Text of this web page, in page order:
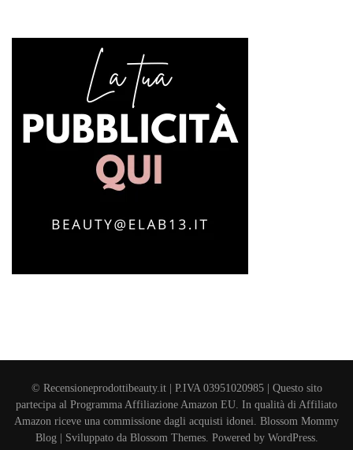
© Recensioneprodottibeauty.it | P.IVA 03951020985 | Questo sito
partecipa al Programma Affiliazione Amazon EU. In qualità di Affiliato
Amazon riceve una commissione dagli acquisti idonei. Blossom Mommy
Blog | Sviluppato da Blossom Themes. Powered by WordPress.